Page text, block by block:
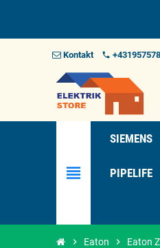
Kontakt phone
view_headline
SIEMENS
PIPELIFE
chevron_right Eaton chevron_right Eaton